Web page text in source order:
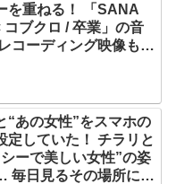
を重ねる！ 「SANA
ブクロ / 卒業」の音
コーディング映像も公
“あの女性”をスマホの
定していた！ チラリと
ーで美しい女性”の姿
毎日見るその場所にV